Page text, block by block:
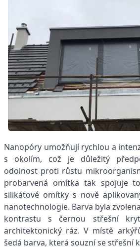
Nanopóry umožňují rychlou a
s okolím, což je důležitý
odolnost proti růstu
probarvená omítka tak spojuje
silikátové omítky s nově
nanotechnologie. Barva byla
kontrastu s černou střešní
architektonický ráz. V místě
šedá barva, která souzní se střešní